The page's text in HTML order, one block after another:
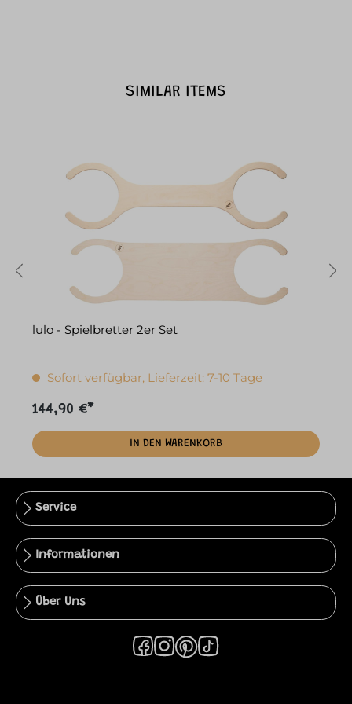
SIMILAR ITEMS
lulo - Spielbretter 2er Set
Sofort verfügbar, Lieferzeit: 7-10 Tage
144,90 €*
IN DEN WARENKORB
Service
Informationen
Über Uns